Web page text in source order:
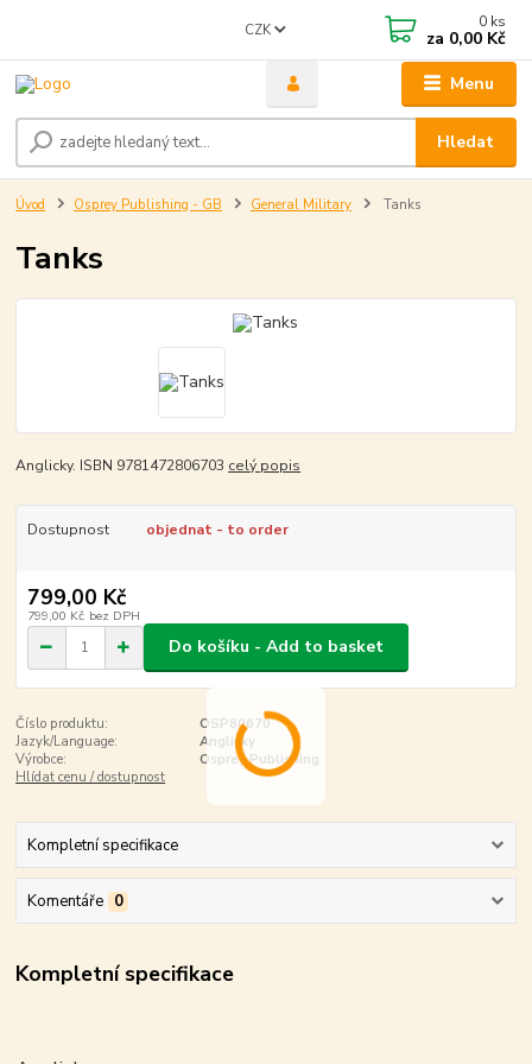
Menu
CZK
Hledat
0 ks
za 0,00 Kč
Úvod Osprey Publishing - GB General Military Tanks
Tanks
Anglicky. ISBN 9781472806703 celý popis
Dostupnost objednat - to order
799,00 Kč
799,00 Kč bez DPH
Do košíku - Add to basket
Číslo produktu:
OSP80670
Jazyk/Language:
Anglicky
Výrobce:
Osprey Publishing
Hlídat cenu / dostupnost
Kompletní specifikace
Komentáře 0
Kompletní specifikace